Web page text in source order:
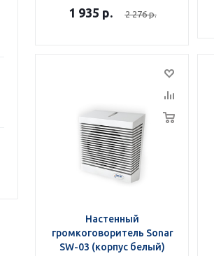
1 935 р. 2 276р.
Настенный
громкоговоритель Sonar
SW-03 (корпус белый)